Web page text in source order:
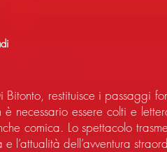
restituisce i passaggi
necessario essere colti e
comica. Lo spettacolo
dell’avventura